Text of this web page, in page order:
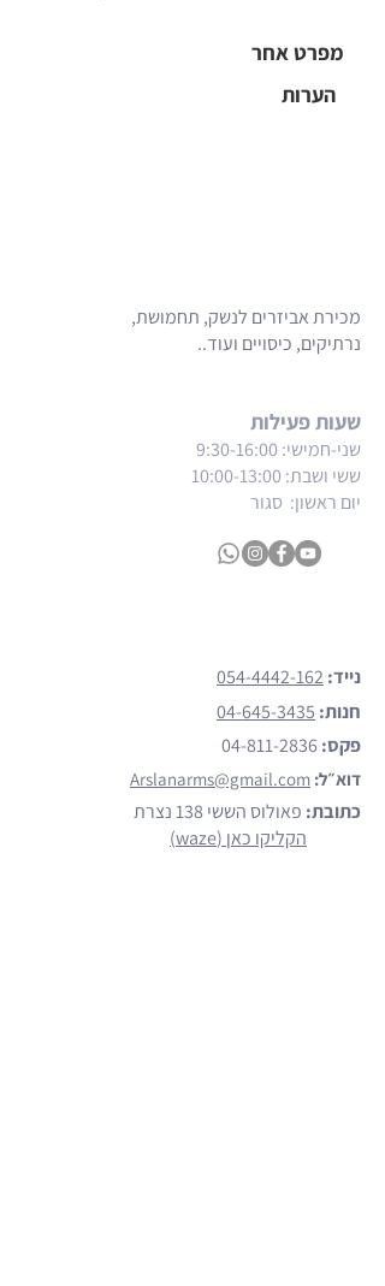
מפרט אחר
הערות
מכירת אביזרים לנשק, תחמושת,
נרתיקים, כיסויים ועוד..
שעות פעילות
שני-חמישי: 9:30-16:00
ששי ושבת: 10:00-13:00
יום ראשון: סגור
נייד: 054-4442-162
חנות: 04-645-3435
פקס:04-811-2836
דוא״ל: Arslanarms@gmail.com
כתובת: פאולוס הששי 138 נצרת
הקליקו כאן (waze)